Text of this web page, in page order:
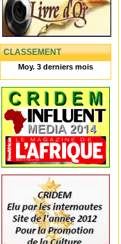
CLASSEMENT
Moy. 3 derniers mois